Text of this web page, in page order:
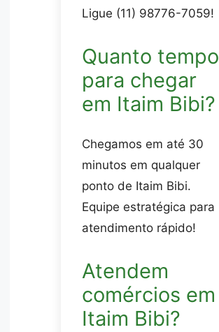
Ligue (11) 98776-7059!
Quanto tempo
para chegar
em Itaim Bibi?
Chegamos em até 30
minutos em qualquer
ponto de Itaim Bibi.
Equipe estratégica para
atendimento rápido!
Atendem
comércios em
Itaim Bibi?